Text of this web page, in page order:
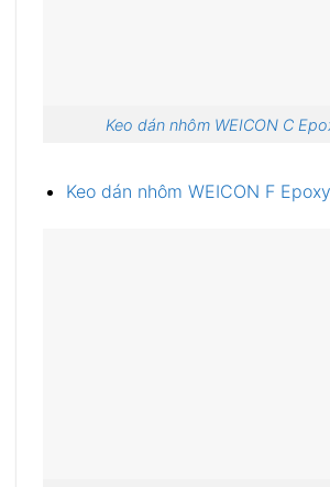
Keo dán nhôm WEICON C
Keo dán nhôm WEICON F